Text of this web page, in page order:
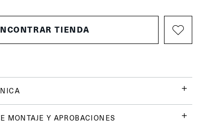
TIENDA
MONTAJE Y APROBACIONES